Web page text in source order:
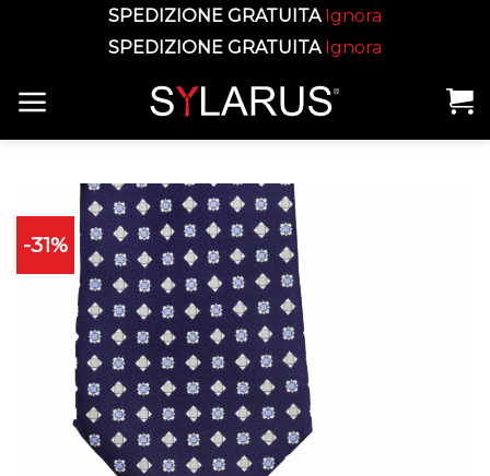
SPEDIZIONE GRATUITA Ignora
SPEDIZIONE GRATUITA Ignora
content
-31%